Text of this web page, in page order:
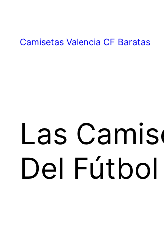
contenido
Camisetas Valencia CF Baratas
Las
Del Fútbol